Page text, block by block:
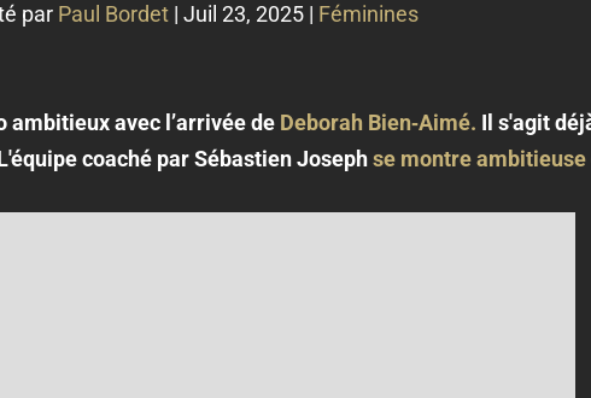
par Paul Bordet| Juil 23, 2025| Féminines
ambitieux avec l’arrivée de Deborah Bien‑Aimé. Il s'agit
coaché par Sébastien Josephse montre ambitieuse